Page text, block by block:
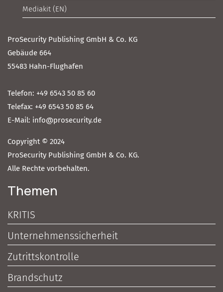
Mediakit (EN)
ProSecurity Publishing GmbH & Co. KG
Gebäude 664
55483 Hahn-Flughafen
Telefon: +49 6543 50 85 60
Telefax: +49 6543 50 85 64
E-Mail: info@prosecurity.de
Copyright © 2024
ProSecurity Publishing GmbH & Co. KG.
Alle Rechte vorbehalten.
Themen
KRITIS
Unternehmenssicherheit
Zutrittskontrolle
Brandschutz